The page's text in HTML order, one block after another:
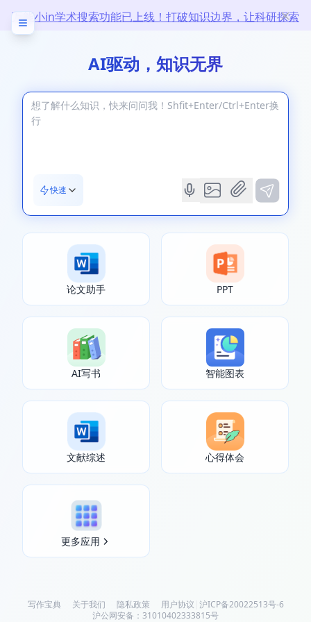
万能小in学术搜索功能已上线！打破知识边界，让科研探索
AI驱动，知识无界
快速
论文助手 PPT
AI写书 智能图表
文献综述 心得体会
更多应用
写作宝典 关于我们 隐私政策 用户协议 沪ICP备20022513号-6
沪公网安备：31010402333815号